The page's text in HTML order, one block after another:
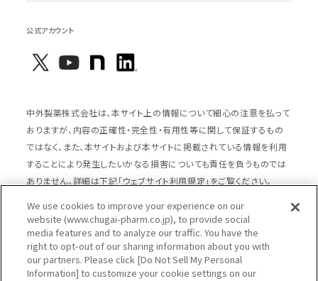
公式アカウント
中外製薬株式会社は、本サイト上の情報について細心の注意を払って
おりますが、内容の正確性・完全性・有用性等に関して保証するもの
ではなく、また、本サイトおよび本サイトに掲載されている情報を利用
することにより発生したいかなる損害についても責任を負うものでは
ありません。詳細は下記「ウェブサイト利用規定」をご覧ください。
サイトマップ
ウェブサイト利用規定
個人情報の取扱いのご案内
ソーシャルメディアポリシー
推奨閲覧環境
ウェブアクセシビリティ対応
We use cookies to improve your experience on our
website (www.chugai-pharm.co.jp), to provide social
media features and to analyze our traffic. You have the
right to opt-out of our sharing information about you with
our partners. Please click [Do Not Sell My Personal
Information] to customize your cookie settings on our